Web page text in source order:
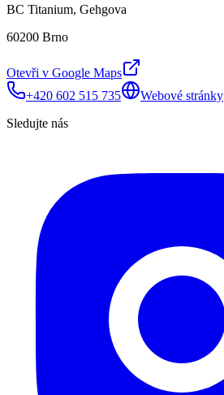
BC Titanium, Gehgova
60200 Brno
Otevři v Google Maps
+420 602 515 735
Webové stránky
Sledujte nás